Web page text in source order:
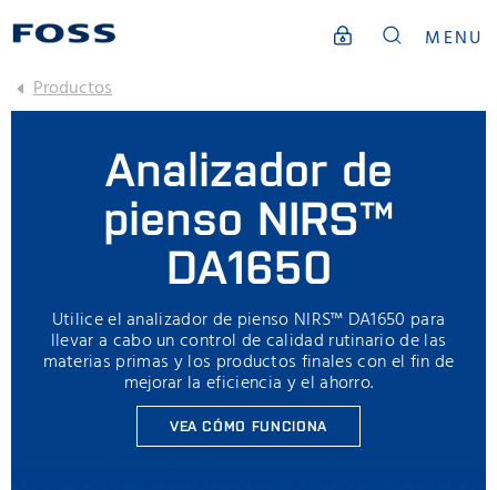
MENU
Productos
Analizador de
pienso NIRS™
DA1650
Utilice el analizador de pienso NIRS™ DA1650 para
llevar a cabo un control de calidad rutinario de las
materias primas y los productos finales con el fin de
mejorar la eficiencia y el ahorro.
VEA CÓMO FUNCIONA